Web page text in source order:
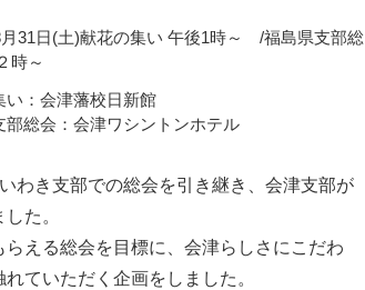
月31日(土)献花の集い 午後1時～ /福島県支部総
時～
い：会津藩校日新館
部総会：会津ワシントンホテル
わき支部での総会を引き継き、会津支部が
た。
える総会を目標に、会津らしさにこだわ
ていただく企画をしました。